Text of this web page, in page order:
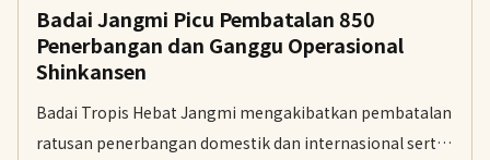
Badai Jangmi Picu Pembatalan 850
Penerbangan dan Ganggu Operasional
Shinkansen
Badai Tropis Hebat Jangmi mengakibatkan pembatalan
ratusan penerbangan domestik dan internasional serta